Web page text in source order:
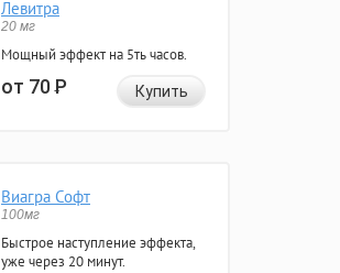
Левитра
20 мг
Мощный эффект на 5ть часов.
от 70Р Купить
Виагра Софт
100мг
Быстрое наступление эффекта,
уже через 20 минут.